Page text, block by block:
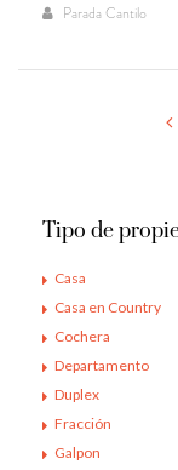
Parada Cantilo
Tipo de
Casa
Casa en Country
Cochera
Departamento
Duplex
Fracción
Galpon